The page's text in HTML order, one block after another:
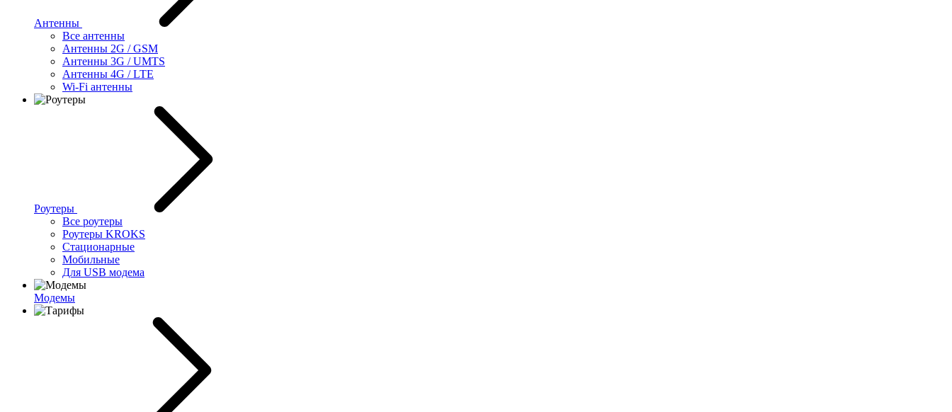
Антенны
Все антенны
Антенны 2G / GSM
Антенны 3G / UMTS
Антенны 4G / LTE
Wi-Fi антенны
Роутеры
Все роутеры
Роутеры KROKS
Стационарные
Мобильные
Для USB модема
Модемы